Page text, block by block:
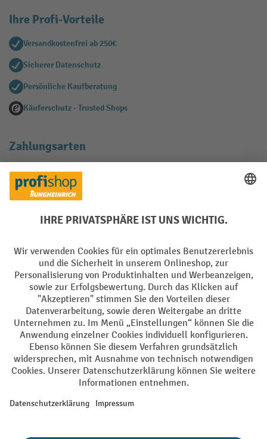
Ihre Profi-Vorteile
Versandkostenfrei ab 250€
Sicherer Datenschutz
Persönliche Kaufberatung
Käuferschutz - Trusted Shops
Zahlungsarten
Creditcard (Master)
Facebook
YouTube
LinkedIn
Instagram
AGB Impressum Datenschutz
Barrierefreiheit Privacy Settings
Alle Preise exkl. gesetzl. Mehrwertsteuer zzgl.Versandkosten und ggf.
Nachnahmegebühren, wenn nicht anders angegeben.
¹ Der Rabatt gilt so lange der Vorrat reicht. Der Rabatt gilt nicht auf